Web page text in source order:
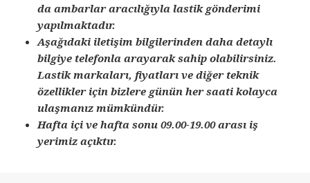
da ambarlar aracılığıyla lastik gönderimi
yapılmaktadır.
Aşağıdaki iletişim bilgilerinden daha detaylı
bilgiye telefonla arayarak sahip olabilirsiniz.
Lastik markaları, fiyatları ve diğer teknik
özellikler için bizlere günün her saati kolayca
ulaşmanız mümkündür.
Hafta içi ve hafta sonu 09.00-19.00 arası iş
yerimiz açıktır.